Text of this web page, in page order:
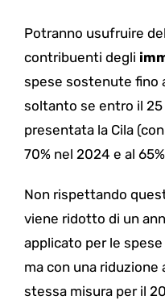
Potranno usufruire del
contribuenti degli
spese sostenute fino
soltanto se entro il
presentata la Cila
70% nel 2024 e al
Non rispettando
viene ridotto di un
applicato per le
ma con una riduzione
stessa misura per il